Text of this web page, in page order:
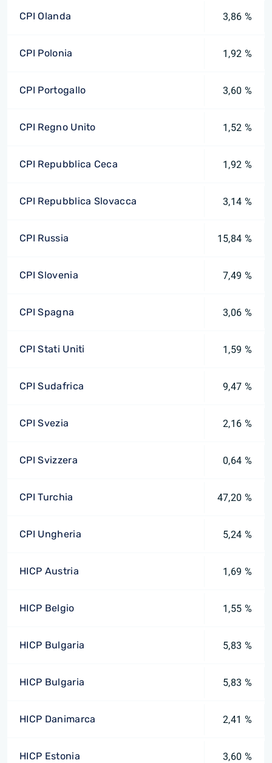
CPI Olanda 3,86 %
CPI Polonia 1,92 %
CPI Portogallo 3,60 %
CPI Regno Unito 1,52 %
CPI Repubblica Ceca 1,92 %
CPI Repubblica Slovacca 3,14 %
CPI Russia 15,84 %
CPI Slovenia 7,49 %
CPI Spagna 3,06 %
CPI Stati Uniti 1,59 %
CPI Sudafrica 9,47 %
CPI Svezia 2,16 %
CPI Svizzera 0,64 %
CPI Turchia 47,20 %
CPI Ungheria 5,24 %
HICP Austria 1,69 %
HICP Belgio 1,55 %
HICP Bulgaria 5,83 %
HICP Bulgaria 5,83 %
HICP Danimarca 2,41 %
HICP Estonia 3,60 %